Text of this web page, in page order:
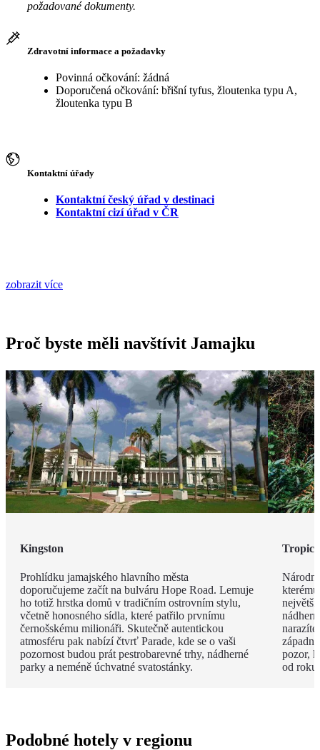
požadované dokumenty.
Zdravotní informace a požadavky
Povinná očkování: žádná
Doporučená očkování: břišní tyfus, žloutenka typu A,
žloutenka typu B
Kontaktní úřady
Kontaktní český úřad v destinaci
Kontaktní cizí úřad v ČR
zobrazit více
Proč byste měli navštívit Jamajku
Kingston
Prohlídku jamajského hlavního města
doporučujeme začít na bulváru Hope Road. Lemuje
ho totiž hrstka domů v tradičním ostrovním stylu,
včetně honosného sídla, které patřilo prvnímu
černošskému milionáři. Skutečně autentickou
atmosféru pak nabízí čtvrť Parade, kde se o vaši
pozornost budou prát pestrobarevné trhy, nádherné
parky a neméně úchvatné svatostánky.
pozor,
od roku
Podobné hotely v regionu